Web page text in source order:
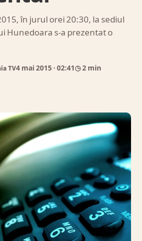
în jurul orei 20:30, la sediul
Hunedoara s-a prezentat o
TV4 mai 2015 · 02:41◷ 2 min